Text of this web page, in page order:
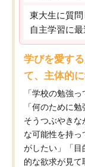
東大生に質
自主学習に最
学びを愛す
て、主体的
「学校の勉強
「何のために
そうつぶやきな
な可能性を持
がしたい」「目
的な欲求が見て